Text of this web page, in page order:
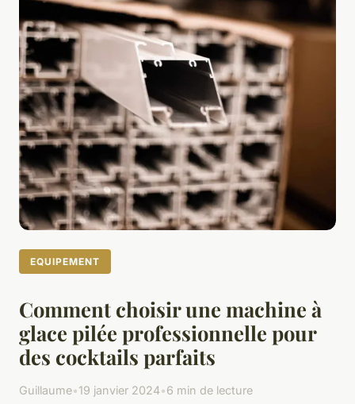
EQUIPEMENT
Comment choisir une machine à
glace pilée professionnelle pour
des cocktails parfaits
Guillaume•19 janvier 2024•6 min de lecture